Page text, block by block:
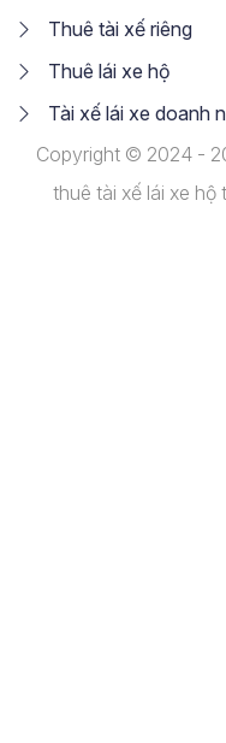
Thuê tài xế riêng
Thuê lái xe hộ
Tài xế lái xe doanh
Copyright © 2024 -
thuê tài xế lái xe hộ